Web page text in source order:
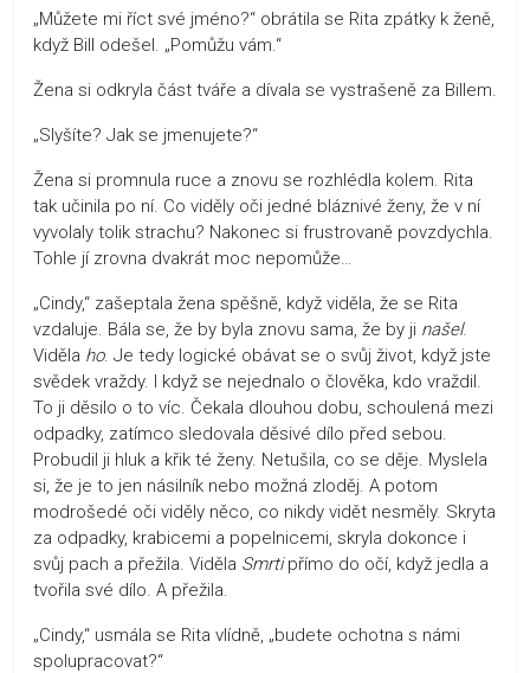
„Můžete mi říct své jméno?“ obrátila se Rita zpátky k ženě,
když Bill odešel. „Pomůžu vám.“
Žena si odkryla část tváře a dívala se vystrašeně za Billem.
„Slyšíte? Jak se jmenujete?“
Žena si promnula ruce a znovu se rozhlédla kolem. Rita
tak učinila po ní. Co viděly oči jedné bláznivé ženy, že v ní
vyvolaly tolik strachu? Nakonec si frustrovaně povzdychla.
Tohle jí zrovna dvakrát moc nepomůže…
„Cindy,“ zašeptala žena spěšně, když viděla, že se Rita
vzdaluje. Bála se, že by byla znovu sama, že by ji našel.
Viděla ho. Je tedy logické obávat se o svůj život, když jste
svědek vraždy. I když se nejednalo o člověka, kdo vraždil.
To ji děsilo o to víc. Čekala dlouhou dobu, schoulená mezi
odpadky, zatímco sledovala děsivé dílo před sebou.
Probudil ji hluk a křik té ženy. Netušila, co se děje. Myslela
si, že je to jen násilník nebo možná zloděj. A potom
modrošedé oči viděly něco, co nikdy vidět nesměly. Skryta
za odpadky, krabicemi a popelnicemi, skryla dokonce i
svůj pach a přežila. Viděla Smrtipřímo do očí, když jedla a
tvořila své dílo. A přežila.
„Cindy,“ usmála se Rita vlídně, „budete ochotna s námi
spolupracovat?“